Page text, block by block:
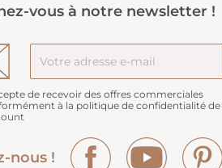
vous à notre newsletter !
de recevoir des offres commerciales
à la politique de confidentialité
nous !
Facebook YouTube